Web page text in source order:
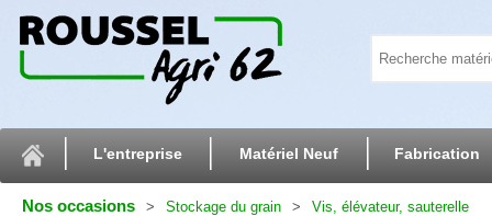
L'entreprise Matériel Neuf Fabrication
Nos occasions Stockage du grain Vis, élévateur, sauterelle